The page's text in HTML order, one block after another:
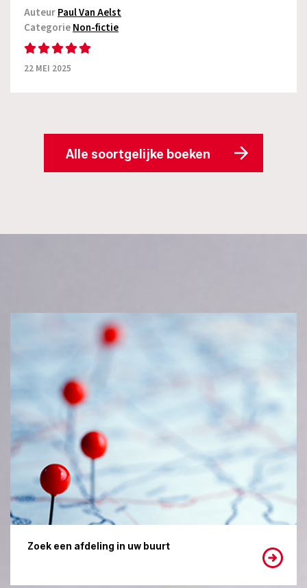
AuteurPaul Van Aelst
CategorieNon-fictie
22 MEI 2025
Alle soortgelijke boeken
Zoek een afdeling in uw buurt